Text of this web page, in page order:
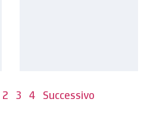
2 3 4 Successivo